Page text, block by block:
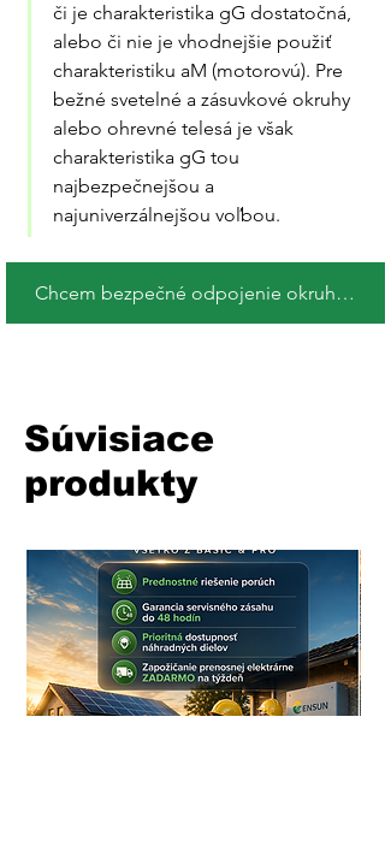
či je charakteristika gG dostatočná,
alebo či nie je vhodnejšie použiť
charakteristiku aM (motorovú). Pre
bežné svetelné a zásuvkové okruhy
alebo ohrevné telesá je však
charakteristika gG tou
najbezpečnejšou a
najuniverzálnejšou voľbou.
Chcem bezpečné odpojenie okruhu !
Súvisiace
produkty